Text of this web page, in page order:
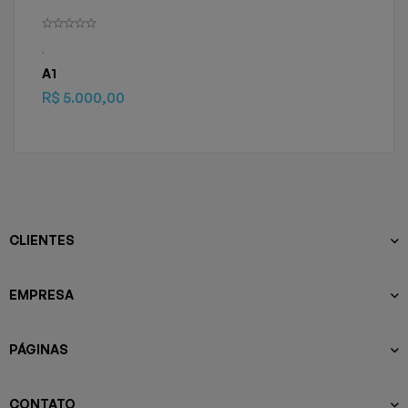
.
A1
R$ 5.000,00
CLIENTES
EMPRESA
PÁGINAS
CONTATO